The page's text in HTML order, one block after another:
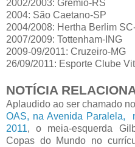
2002/2003: Grêmio-RS
2004: São Caetano-SP
2004/2008: Hertha Berlim
2007/2009: Tottenham-ING
2009-09/2011: Cruzeiro-MG
26/09/2011: Esporte Clube
NOTÍCIA
Aplaudido ao ser chamado
OAS, na Avenida Paralela,
2011, o meia-esquerda
Copas do Mundo no